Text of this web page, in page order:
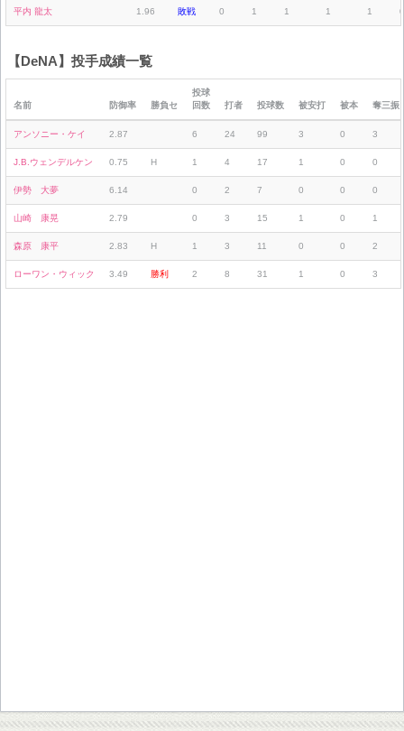
平内 龍太 1.96 敗戦 0 1 1 1 1 0
【DeNA】投手成績一覧
名前 防御率 勝負セ
投球
回数
打者 投球数 被安打 被本 奪三振
アンソニー・ケイ 2.87 6 24 99 3 0 3
J.B.ウェンデルケン 0.75 H 1 4 17 1 0 0
伊勢 大夢 6.14 0 2 7 0 0 0
山崎 康晃 2.79 0 3 15 1 0 1
森原 康平 2.83 H 1 3 11 0 0 2
ローワン・ウィック 3.49 勝利 2 8 31 1 0 3